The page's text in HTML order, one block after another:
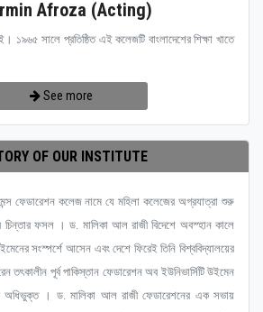
Afroza (Acting)
১৯৬৫ সালে প্রতিষ্ঠিত এই কলেজটি বাংলাদেশের শিক্ষা খাতে
See more
OF OUR INSTITUTE
ফেডারেশন কলেজ নামে যে মহিলা কলেজের অগ্রযাত্রা শুরু
ফসল । ড. মালিকা আল রাজী বিদেশে অবস্হান কালে
সংস্পর্শে আসেন এবং দেশে ফিরেই তিনি বিশ্ববিদ্যালয়ের
তৎকালীন পূর্ব পাকিস্তান ফেডারেশন অব ইউনিভার্সিটি উইমেন
অধিভুক্ত । ড. মালিকা আল রাজী ফেডারেশনের এক সভায়